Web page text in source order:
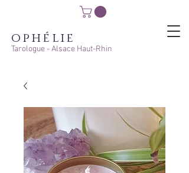
ophélie
Tarologue - Alsace Haut-Rhin